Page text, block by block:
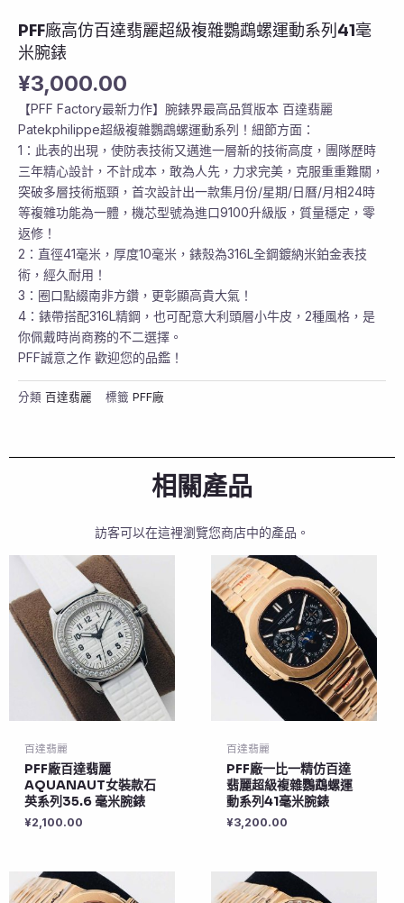
PFF廠高仿百達翡麗超級複雜鸚鵡螺運動系列41毫
米腕錶
¥3,000.00
【PFF Factory最新力作】腕錶界最高品質版本 百達翡麗
Patekphilippe超級複雜鸚鵡螺運動系列！細節方面：
1：此表的出現，使防表技術又邁進一層新的技術高度，團隊歷時
三年精心設計，不計成本，敢為人先，力求完美，克服重重難關，
突破多層技術瓶頸，首次設計出一款集月份/星期/日曆/月相24時
等複雜功能為一體，機芯型號為進口9100升級版，質量穩定，零
返修！
2：直徑41毫米，厚度10毫米，錶殼為316L全鋼鍍納米鉑金表技
術，經久耐用！
3：圈口點綴南非方鑽，更彰顯高貴大氣！
4：錶帶搭配316L精鋼，也可配意大利頭層小牛皮，2種風格，是
你佩戴時尚商務的不二選擇。
PFF誠意之作 歡迎您的品鑑！
分類 百達翡麗 標籤 PFF廠
相關產品
訪客可以在這裡瀏覽您商店中的產品。
百達翡麗
PFF廠百達翡麗
AQUANAUT女裝款石
英系列35.6 毫米腕錶
¥2,100.00
百達翡麗
PFF廠一比一精仿百達
翡麗超級複雜鸚鵡螺運
動系列41毫米腕錶
¥3,200.00